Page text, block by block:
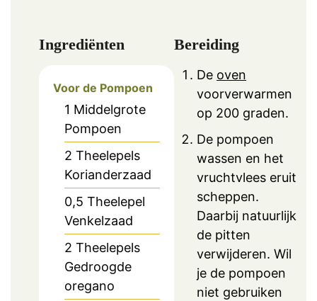
Ingrediënten
Voor de Pompoen
1 Middelgrote
Pompoen
2 Theelepels
Korianderzaad
0,5 Theelepel
Venkelzaad
2 Theelepels
Gedroogde
oregano
Bereiding
De oven
voorverwarmen
op 200 graden.
De pompoen
wassen en het
vruchtvlees eruit
scheppen.
Daarbij natuurlijk
de pitten
verwijderen. Wil
je de pompoen
niet gebruiken